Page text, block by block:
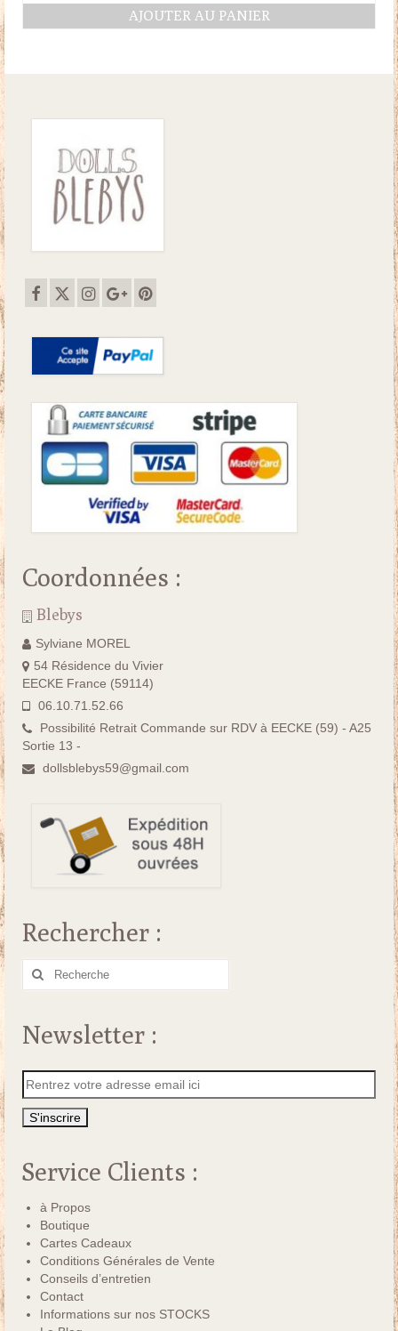
AJOUTER AU PANIER
Coordonnées :
Blebys
Sylviane MOREL
54 Résidence du Vivier
EECKE France (59114)
06.10.71.52.66
Possibilité Retrait Commande sur RDV à EECKE (59) - A25
Sortie 13 -
dollsblebys59@gmail.com
Rechercher :
Rechercher
Newsletter :
Service Clients :
à Propos
Boutique
Cartes Cadeaux
Conditions Générales de Vente
Conseils d’entretien
Contact
Informations sur nos STOCKS